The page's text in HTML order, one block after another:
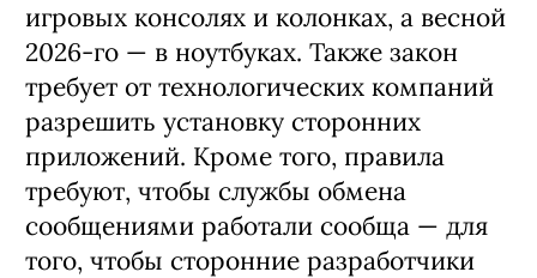
игровых консолях и колонках, а весной
2026-го — в ноутбуках. Также закон
требует от технологических компаний
разрешить установку сторонних
приложений. Кроме того, правила
требуют, чтобы службы обмена
сообщениями работали сообща — для
того, чтобы сторонние разработчики